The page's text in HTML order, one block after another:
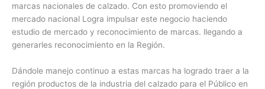
marcas nacionales de calzado. Con esto promoviendo el
mercado nacional Logra impulsar este negocio haciendo
estudio de mercado y reconocimiento de marcas. llegando a
generarles reconocimiento en la Región.
Dándole manejo continuo a estas marcas ha logrado traer a la
región productos de la industria del calzado para el Público en